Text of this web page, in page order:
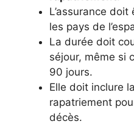
L’assurance
les pays de
La durée doit
séjour, même si
90 jours.
Elle doit inclure
rapatriement
décès.